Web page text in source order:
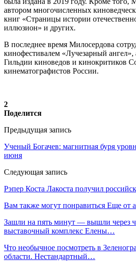
автором многочисленных
книг «Страницы истории
иллюзион» и других.
В последнее время Милосердова
кинофестивалем «Лучезарный ангел»,
Гильдии киноведов и кинокритиков
кинематографистов России.
2
Поделится
Предыдущая запись
Ученый Богачев: магнитная буря
июня
Следующая запись
Рэпер Коста Лакоста получил
Вам также могут понравиться Еще от
Зашли на пять минут — вышли через
выставочный комплекс Елены…
Что необычное посмотреть в
области. Нестандартный…